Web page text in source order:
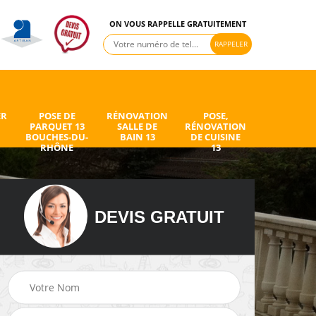
ON VOUS RAPPELLE GRATUITEMENT
POSE DE
PARQUET 13
BOUCHES-DU-
RHÔNE
RÉNOVATION
SALLE DE
BAIN 13
POSE,
RÉNOVATION
DE CUISINE
13
Electricien 13
DEVIS GRATUIT